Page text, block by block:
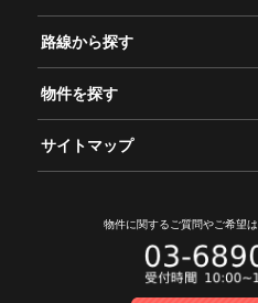
路線から探す
物件を探す
サイトマップ
物件に関するご質問やご希望は